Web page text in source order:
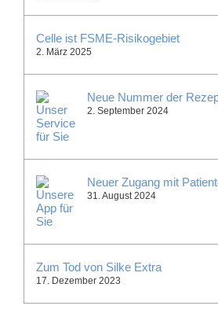
Celle ist FSME-Risikogebiet
2. März 2025
Neue Nummer der
2. September 2024
Neuer Zugang mit
31. August 2024
Zum Tod von Silke Extra
17. Dezember 2023